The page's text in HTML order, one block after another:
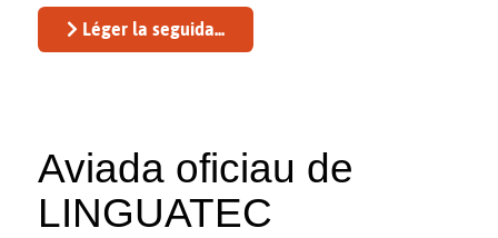
Léger la seguida...
Aviada oficiau de
LINGUATEC